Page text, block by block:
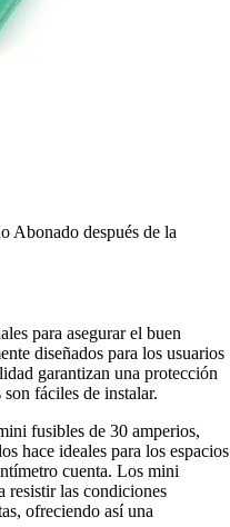
Abonado después de la
para asegurar el buen
diseñados para los usuarios
garantizan una protección
fáciles de instalar.
fusibles de 30 amperios,
hace ideales para los espacios
cuenta. Los mini
resistir las condiciones
ofreciendo así una